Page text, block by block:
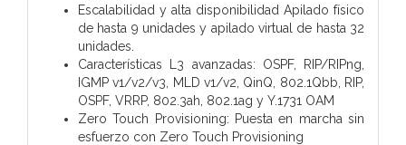
Escalabilidad y alta disponibilidad Apilado físico
de hasta 9 unidades y apilado virtual de hasta 32
unidades.
Características L3 avanzadas: OSPF, RIP/RIPng,
IGMP v1/v2/v3, MLD v1/v2, QinQ, 802.1Qbb, RIP,
OSPF, VRRP, 802.3ah, 802.1ag y Y.1731 OAM
Zero Touch Provisioning: Puesta en marcha sin
esfuerzo con Zero Touch Provisioning